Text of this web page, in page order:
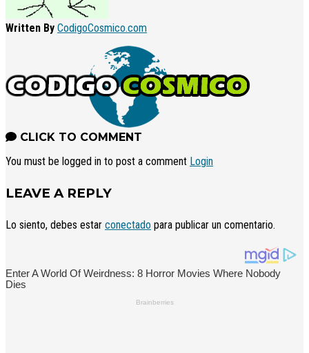
Written By CodigoCosmico.com
CLICK TO COMMENT
You must be logged in to post a comment Login
LEAVE A REPLY
Lo siento, debes estar conectado para publicar un comentario.